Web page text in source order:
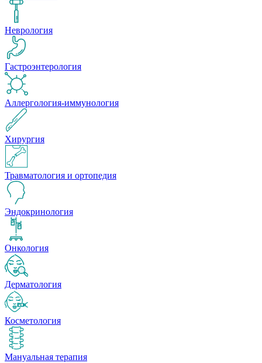
Неврология
Гастроэнтерология
Аллергология-иммунология
Хирургия
Травматология и ортопедия
Эндокринология
Онкология
Дерматология
Косметология
Мануальная терапия